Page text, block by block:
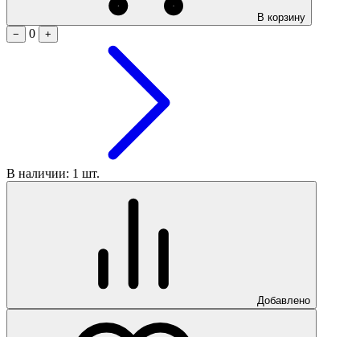
В корзину
−
0 +
В наличии: 1 шт.
Добавлено